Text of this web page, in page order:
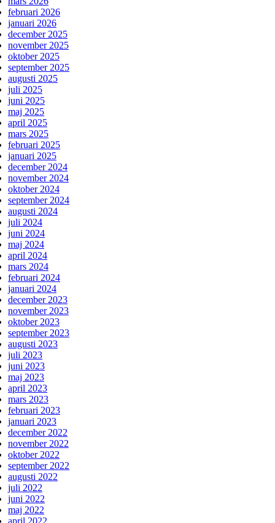
februari 2026
januari 2026
december 2025
november 2025
oktober 2025
september 2025
augusti 2025
juli 2025
juni 2025
maj 2025
april 2025
mars 2025
februari 2025
januari 2025
december 2024
november 2024
oktober 2024
september 2024
augusti 2024
juli 2024
juni 2024
maj 2024
april 2024
mars 2024
februari 2024
januari 2024
december 2023
november 2023
oktober 2023
september 2023
augusti 2023
juli 2023
juni 2023
maj 2023
april 2023
mars 2023
februari 2023
januari 2023
december 2022
november 2022
oktober 2022
september 2022
augusti 2022
juli 2022
juni 2022
maj 2022
april 2022